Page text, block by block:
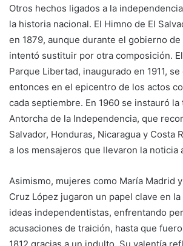
Otros hechos ligados a la
la historia nacional. El Himno de El
en 1879, aunque durante el gobierno de
intentó sustituir por otra composición.
Parque Libertad, inaugurado en 1911,
entonces en el epicentro de los actos
cada septiembre. En 1960 se instauró
Antorcha de la Independencia, que
Salvador, Honduras, Nicaragua y Costa
a los mensajeros que llevaron la noticia
Asimismo, mujeres como María Madrid
Cruz López jugaron un papel clave en
ideas independentistas, enfrentando
acusaciones de traición, hasta que